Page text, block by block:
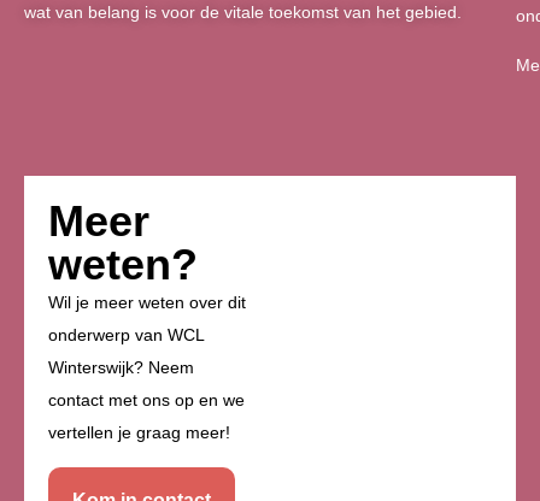
wat van belang is voor de vitale toekomst van het gebied.
Meer
weten?
Wil je meer weten over dit
onderwerp van WCL
Winterswijk? Neem
contact met ons op en we
vertellen je graag meer!